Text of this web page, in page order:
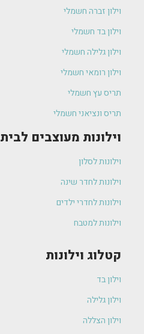
וילון זברה חשמלי
וילון בד חשמלי
וילון גלילה חשמלי
וילון רומאי חשמלי
תריס עץ חשמלי
תריס ונציאני חשמלי
וילונות מעוצבים לבית
וילונות לסלון
וילונות לחדר שינה
וילונות לחדרי ילדים
וילונות למטבח
קטלוג וילונות
וילון בד
וילון גלילה
וילון הצללה